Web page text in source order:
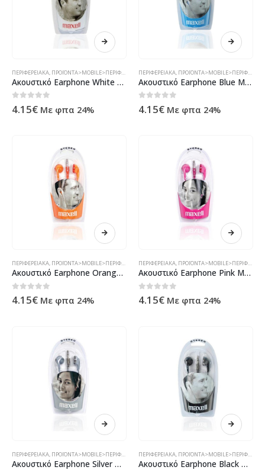
ΠΕΡΙΦΕΡΕΙΑΚΆ ΠΡΟΪΌΝΤΑ>MOBILE>ΠΕΡΙΦΕΡΕΙΑΚΆ>ΑΚΟΥΣΤΙΚΆ - HANDSFREE
Ακουστικό Earphone White Maxell ( 14405 )
0out of 5
4.15€ Με φπα 24%
ΠΕΡΙΦΕΡΕΙΑΚΆ ΠΡΟΪΌΝΤΑ>MOBILE>ΠΕΡΙΦΕΡΕΙΑΚΆ>ΑΚΟΥΣΤΙΚΆ - HANDSFREE
Ακουστικό Earphone Blue Maxell ( 14245 )
0out of 5
4.15€ Με φπα 24%
ΠΕΡΙΦΕΡΕΙΑΚΆ, ΠΡΟΪΌΝΤΑ>MOBILE>ΠΕΡΙΦΕΡΕΙΑΚΆ>ΑΚΟΥΣΤΙΚΆ - HANDSFREE
Ακουστικό Earphone Orange Maxell ( 14244 )
0out of 5
4.15€ Με φπα 24%
ΠΕΡΙΦΕΡΕΙΑΚΆ, ΠΡΟΪΌΝΤΑ>MOBILE>ΠΕΡΙΦΕΡΕΙΑΚΆ>ΑΚΟΥΣΤΙΚΆ - HANDSFREE
Ακουστικό Earphone Pink Maxell
0out of 5
4.15€ Με φπα 24%
ΠΕΡΙΦΕΡΕΙΑΚΆ, ΠΡΟΪΌΝΤΑ>MOBILE>ΠΕΡΙΦΕΡΕΙΑΚΆ>ΑΚΟΥΣΤΙΚΆ - HANDSFREE
Ακουστικό Earphone Silver Maxell ( 14242 )
ΠΕΡΙΦΕΡΕΙΑΚΆ, ΠΡΟΪΌΝΤΑ>MOBILE>ΠΕΡΙΦΕΡΕΙΑΚΆ>ΑΚΟΥΣΤΙΚΆ - HANDSFREE
Ακουστικό Earphone Black Maxell ( 14241 )